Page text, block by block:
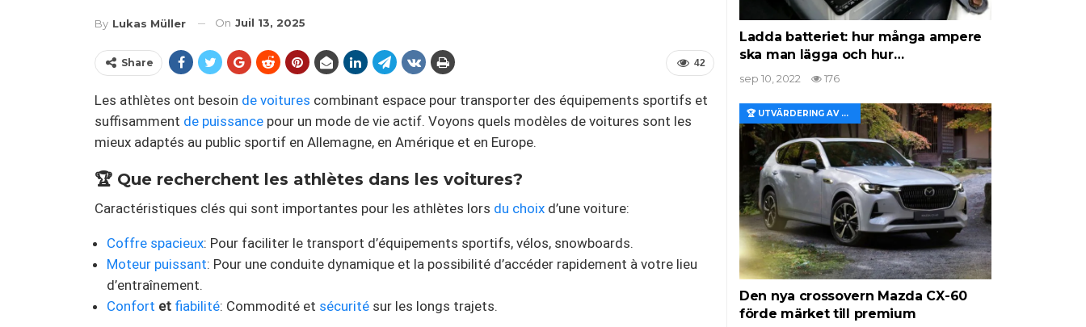
By Lukas Müller On Juil 13, 2025
42
Share
Les athlètes ont besoin de voitures combinant espace pour transporter des équipements sportifs et
suffisamment de puissance pour un mode de vie actif. Voyons quels modèles de voitures sont les
mieux adaptés au public sportif en Allemagne, en Amérique et en Europe.
🏆 Que recherchent les athlètes dans les voitures?
Caractéristiques clés qui sont importantes pour les athlètes lors du choix d’une voiture:
Coffre spacieux: Pour faciliter le transport d’équipements sportifs, vélos, snowboards.
Moteur puissant: Pour une conduite dynamique et la possibilité d’accéder rapidement à votre lieu
d’entraînement.
Confort et fiabilité: Commodité et sécurité sur les longs trajets.
Ladda batteriet: hur många ampere
ska man lägga och hur…
sep 10, 2022 176
🏆 UTVÄRDERING AV EGENSKAPER OCH VÄRDE
Den nya crossovern Mazda CX-60
förde märket till premium